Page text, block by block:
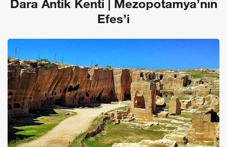
Dara Antik Kenti | Mezopotamya’nın
Efes’i